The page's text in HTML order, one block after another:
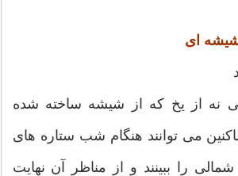
نه از یخ که از شیشه ساخته شده
می توانند هنگام شب ستاره های
را ببینند و از مناظر آن نهایت